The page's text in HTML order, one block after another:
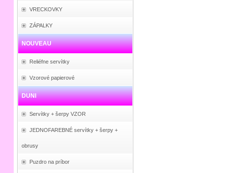
VRECKOVKY
ZÁPALKY
NOUVEAU
Reliéfne servítky
Vzorové papierové
DUNI
Servítky + šerpy VZOR
JEDNOFAREBNÉ servítky + šerpy +
obrusy
Puzdro na príbor